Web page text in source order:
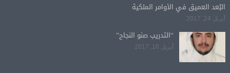
البُعد العميق في الأوامر الملكية
أبريل 24, 2017
“التدريب صنو النجاح”
أبريل 16, 2017